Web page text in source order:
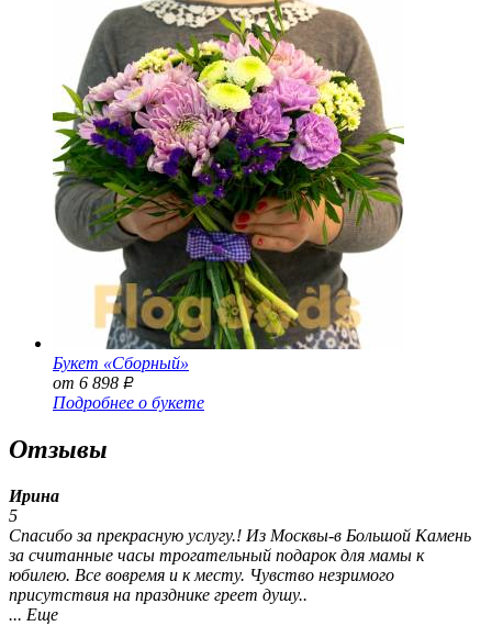
Букет «Сборный»
от 6 898 Р
Подробнее о букете
Отзывы
Ирина
5
Спасибо за прекрасную услугу.! Из Москвы-в Большой Камень
за считанные часы трогательный подарок для мамы к
юбилею. Все вовремя и к месту. Чувство незримого
присутствия на празднике греет душу..
... Еще